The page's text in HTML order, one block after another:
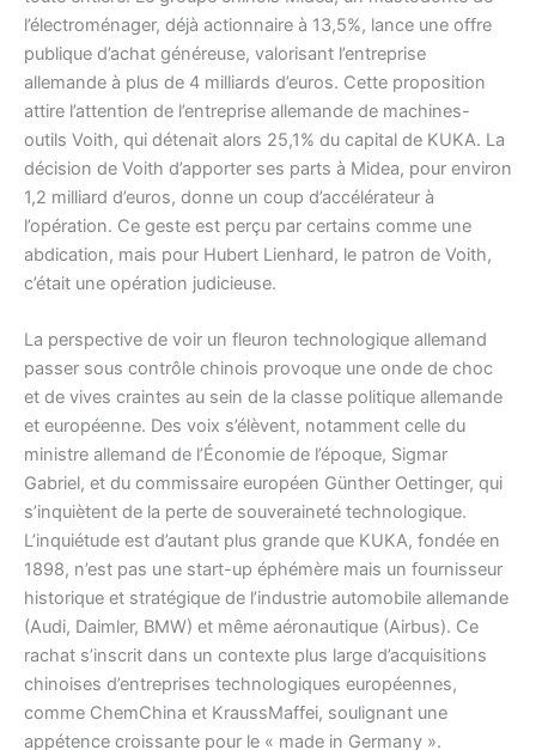
l’électroménager, déjà actionnaire à 13,5%, lance une offre
publique d’achat généreuse, valorisant l’entreprise
allemande à plus de 4 milliards d’euros. Cette proposition
attire l’attention de l’entreprise allemande de machines-
outils Voith, qui détenait alors 25,1% du capital de KUKA. La
décision de Voith d’apporter ses parts à Midea, pour environ
1,2 milliard d’euros, donne un coup d’accélérateur à
l’opération. Ce geste est perçu par certains comme une
abdication, mais pour Hubert Lienhard, le patron de Voith,
c’était une opération judicieuse.
La perspective de voir un fleuron technologique allemand
passer sous contrôle chinois provoque une onde de choc
et de vives craintes au sein de la classe politique allemande
et européenne. Des voix s’élèvent, notamment celle du
ministre allemand de l’Économie de l’époque, Sigmar
Gabriel, et du commissaire européen Günther Oettinger, qui
s’inquiètent de la perte de souveraineté technologique.
L’inquiétude est d’autant plus grande que KUKA, fondée en
1898, n’est pas une start-up éphémère mais un fournisseur
historique et stratégique de l’industrie automobile allemande
(Audi, Daimler, BMW) et même aéronautique (Airbus). Ce
rachat s’inscrit dans un contexte plus large d’acquisitions
chinoises d’entreprises technologiques européennes,
comme ChemChina et KraussMaffei, soulignant une
appétence croissante pour le « made in Germany ».